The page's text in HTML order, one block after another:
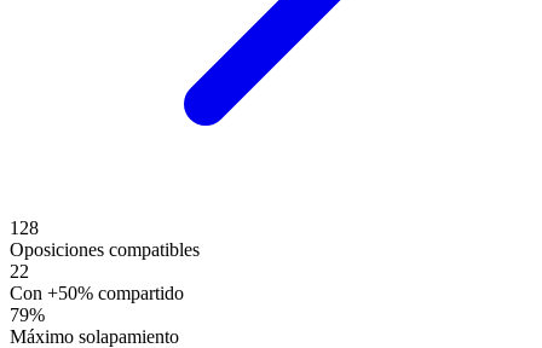
128
Oposiciones compatibles
22
Con +50% compartido
79%
Máximo solapamiento